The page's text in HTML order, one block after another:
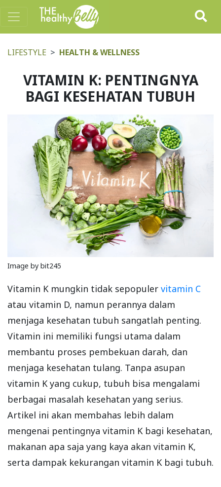
LIFESTYLE HEALTH & WELLNESS
VITAMIN K: PENTINGNYA
BAGI KESEHATAN TUBUH
Image by bit245
Vitamin K mungkin tidak sepopuler vitamin C
atau vitamin D, namun perannya dalam
menjaga kesehatan tubuh sangatlah penting.
Vitamin ini memiliki fungsi utama dalam
membantu proses pembekuan darah, dan
menjaga kesehatan tulang. Tanpa asupan
vitamin K yang cukup, tubuh bisa mengalami
berbagai masalah kesehatan yang serius.
Artikel ini akan membahas lebih dalam
mengenai pentingnya vitamin K bagi kesehatan,
makanan apa saja yang kaya akan vitamin K,
serta dampak kekurangan vitamin K bagi tubuh.